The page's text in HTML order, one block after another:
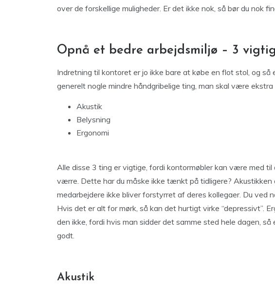
over de forskellige muligheder. Er det ikke nok, så bør du nok
Opnå et bedre arbejdsmiljø – 3
Indretning til kontoret er jo ikke bare at købe en flot stol, og så
generelt nogle mindre håndgribelige ting, man skal være
Akustik
Belysning
Ergonomi
Alle disse 3 ting er vigtige, fordi kontormøbler kan være med til
værre. Dette har du måske ikke tænkt på tidligere? Akustikken
medarbejdere ikke bliver forstyrret af deres kollegaer. Du ved
Hvis det er alt for mørk, så kan det hurtigt virke “depressivt”.
den ikke, fordi hvis man sidder det samme sted hele dagen,
godt.
Akustik